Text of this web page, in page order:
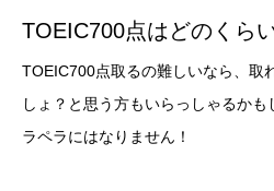
TOEIC700点はどのくら
TOEIC700点取るの難しいなら、取
しょ？と思う方もいらっしゃるか
ラペラにはなりません！